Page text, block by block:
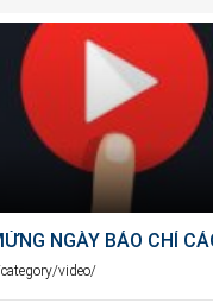
NGÀY BÁO CHÍ
video/